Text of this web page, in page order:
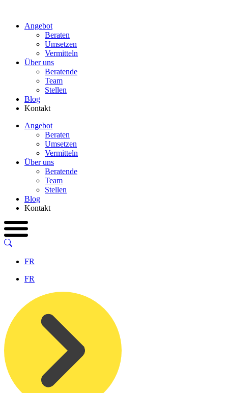
wechselnAngebot
Beraten
Umsetzen
Vermitteln
Über uns
Beratende
Team
Stellen
Blog
Kontakt
Angebot
Beraten
Umsetzen
Vermitteln
Über uns
Beratende
Team
Stellen
Blog
Kontakt
FR
FR